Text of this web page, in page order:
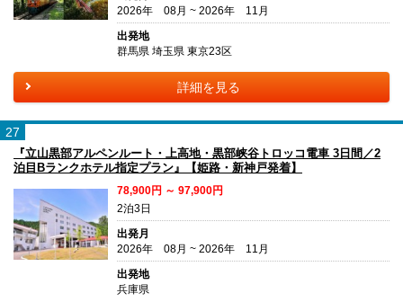
2026年 08月 ~ 2026年 11月
出発地
群馬県 埼玉県 東京23区
詳細を見る
27
『立山黒部アルペンルート・上高地・黒部峡谷トロッコ電車 3日間／2
泊目Bランクホテル指定プラン』【姫路・新神戸発着】
78,900円 ～ 97,900円
2泊3日
出発月
2026年 08月 ~ 2026年 11月
出発地
兵庫県